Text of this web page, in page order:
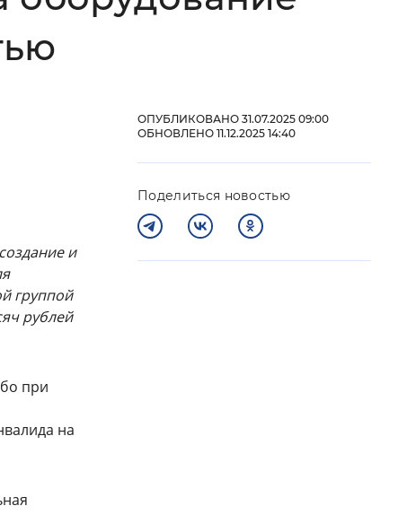
и
группой
рублей
при
на
ОПУБЛИКОВАНО 31.07.2025 09:00
ОБНОВЛЕНО 11.12.2025 14:40
Поделиться новостью